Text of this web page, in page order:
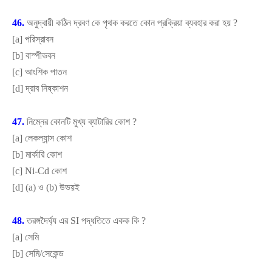
46. অনুদ্বায়ী কঠিন দ্রবণ কে পৃথক করতে কোন প্রক্রিয়া ব্যবহার করা হয় ?
[a] পরিস্রাবন
[b] বাস্পীভবন
[c] আংশিক পাতন
[d]দ্রাব নিষ্কাশন
47. নিম্নের কোনটি মুখ্য ব্যাটারির কোশ?
[a] লেকল্যান্স কোশ
[b] মার্কারি কোশ
[c] Ni-Cd কোশ
[d] (a) ও (b) উভয়ই
48. তরঙ্গদৈর্ঘ্য এর SI পদ্ধতিতে একক কি ?
[a] সেমি
[b] সেমি/সেকেন্ড